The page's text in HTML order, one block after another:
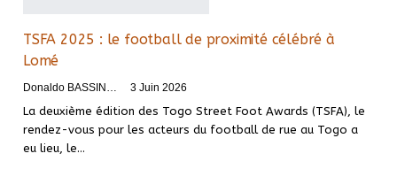
TSFA 2025 : le football de proximité célébré à
Lomé
Donaldo BASSINGA 3 Juin 2026
La deuxième édition des Togo Street Foot Awards (TSFA), le
rendez-vous pour les acteurs du football de rue au Togo a
eu lieu, le…